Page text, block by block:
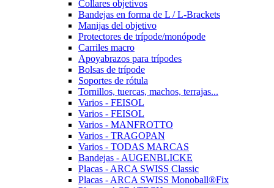
Collares objetivos
Bandejas en forma de L / L-Brackets
Manijas del objetivo
Protectores de trípode/monópode
Carriles macro
Apoyabrazos para trípodes
Bolsas de trípode
Soportes de rótula
Tornillos, tuercas, machos, terrajas...
Varios - FEISOL
Varios - FEISOL
Varios - MANFROTTO
Varios - TRAGOPAN
Varios - TODAS MARCAS
Bandejas - AUGENBLICKE
Placas - ARCA SWISS Classic
Placas - ARCA SWISS Monoball®Fix